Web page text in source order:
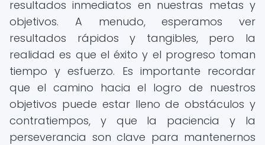
resultados inmediatos en nuestras metas y
objetivos. A menudo, esperamos ver
resultados rápidos y tangibles, pero la
realidad es que el éxito y el progreso toman
tiempo y esfuerzo. Es importante recordar
que el camino hacia el logro de nuestros
objetivos puede estar lleno de obstáculos y
contratiempos, y que la paciencia y la
perseverancia son clave para mantenernos